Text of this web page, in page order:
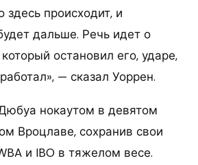
здесь происходит, и
дальше. Речь идет о
остановил его, ударе,
— сказал Уоррен.
нокаутом в девятом
Вроцлаве, сохранив свои
и IBO в тяжелом весе.